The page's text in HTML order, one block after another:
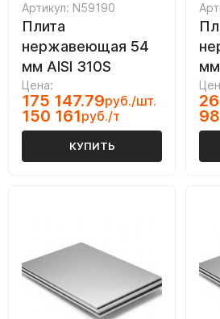
Артикул: N59190
Плита
нержавеющая 54
мм AISI 310S
Цена:
175 147.79руб./шт.
150 161руб./т
КУПИТЬ
мм